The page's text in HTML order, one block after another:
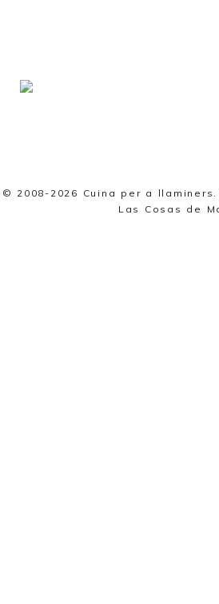
© 2008-2026 Cuina per a llaminers
Las Cosas de